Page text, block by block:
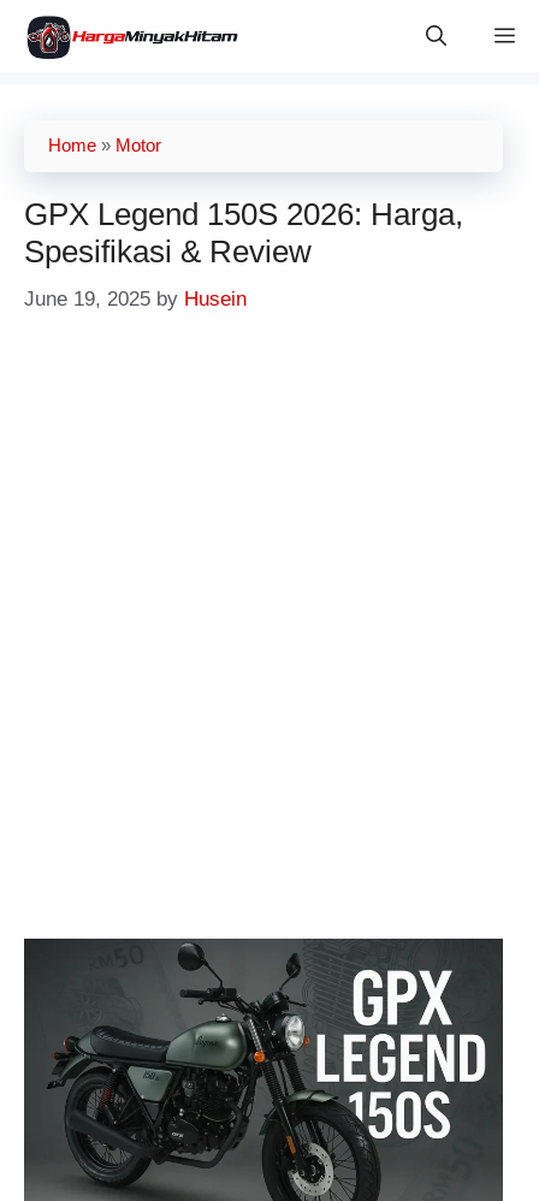
Skip
Home » Motor
GPX Legend 150S 2026: Harga,
Spesifikasi & Review
June 19, 2025 by Husein